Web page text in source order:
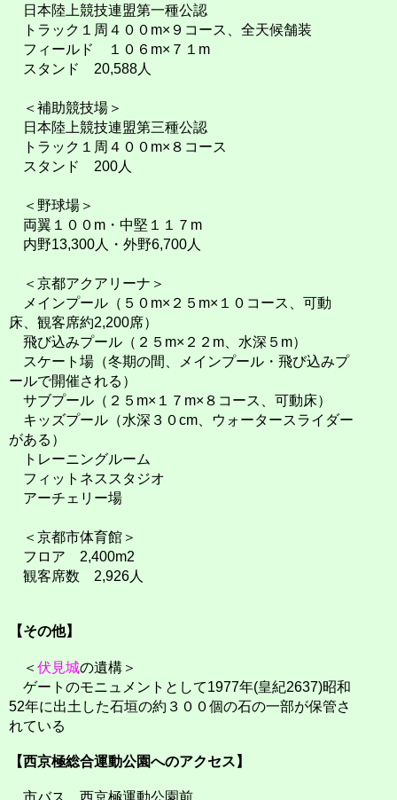
日本陸上競技連盟第一種公認
トラック１周４００m×９コース、全天候舗装
フィールド １０６m×７１m
スタンド 20,588人
＜補助競技場＞
日本陸上競技連盟第三種公認
トラック１周４００m×８コース
スタンド 200人
＜野球場＞
両翼１００m・中堅１１７m
内野13,300人・外野6,700人
＜京都アクアリーナ＞
メインプール（５０m×２５m×１０コース、可動
床、観客席約2,200席）
飛び込みプール（２５m×２２m、水深５m）
スケート場（冬期の間、メインプール・飛び込みプ
ールで開催される）
サブプール（２５m×１７m×８コース、可動床）
キッズプール（水深３０cm、ウォータースライダー
がある）
トレーニングルーム
フィットネススタジオ
アーチェリー場
＜京都市体育館＞
フロア 2,400m2
観客席数 2,926人
【その他】
＜ 伏見城の遺構＞
ゲートのモニュメントとして1977年(皇紀2637)昭和
52年に出土した石垣の約３００個の石の一部が保管さ
れている
【西京極総合運動公園へのアクセス】